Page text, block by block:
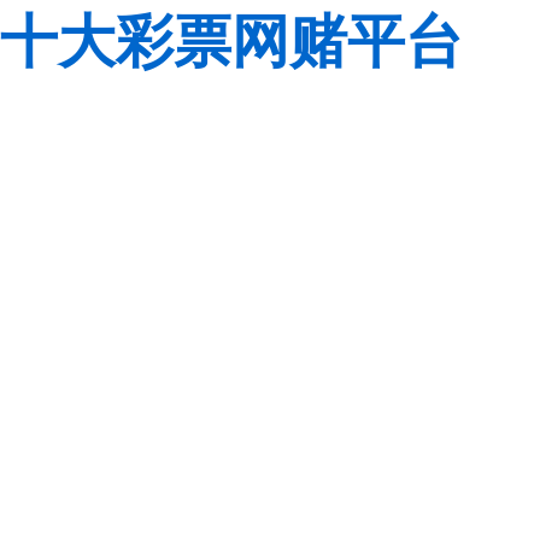
十大彩票网赌平台